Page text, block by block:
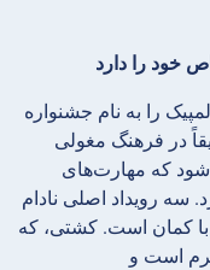
را به نام جشنواره
در فرهنگ مغولی
که مهارت‌های
سه رویداد اصلی نادام
کمان است. کشتی، که
است و